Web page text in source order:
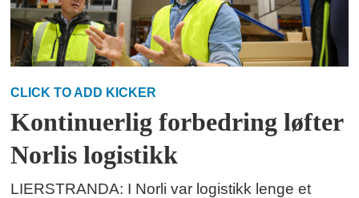
CLICK TO ADD KICKER
Kontinuerlig forbedring løfter
Norlis logistikk
LIERSTRANDA: I Norli var logistikk lenge et